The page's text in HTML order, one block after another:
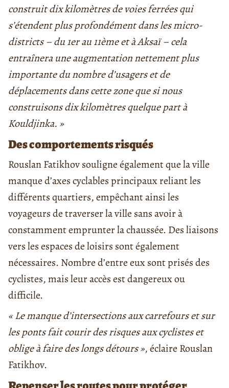
construit dix kilomètres de voies ferrées qui
s’étendent plus profondément dans les micro-
districts – du 1er au 11ème et à Aksaï – cela
entraînera une augmentation nettement plus
importante du nombre d’usagers et de
déplacements dans cette zone que si nous
construisons dix kilomètres quelque part à
Kouldjinka. »
Des comportements risqués
Rouslan Fatikhov souligne également que la ville
manque d’axes cyclables principaux reliant les
différents quartiers, empêchant ainsi les
voyageurs de traverser la ville sans avoir à
constamment emprunter la chaussée. Des liaisons
vers les espaces de loisirs sont également
nécessaires. Nombre d’entre eux sont prisés des
cyclistes, mais leur accès est dangereux ou
difficile.
« Le manque d’intersections aux carrefours et sur
les ponts fait courir des risques aux cyclistes et
oblige à faire des longs détours », éclaire Rouslan
Fatikhov.